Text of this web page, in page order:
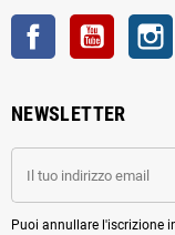
Facebook YouTube
NEWSLETTER
Puoi annullare l'iscrizione